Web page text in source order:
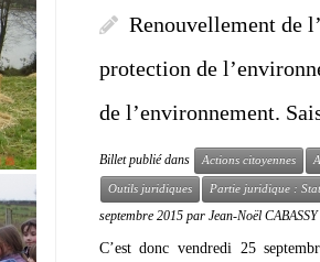
Renouvellement de
protection de
de l’environnement.
Billet publié dans Actions citoyennes
Outils juridiques Partie juridique :
septembre 2015 par Jean-Noël CABASSY
C’est donc vendredi 25